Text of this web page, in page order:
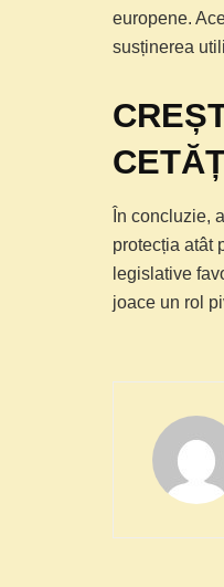
europene.
susținerea
În concluzie,
protecția atât
legislative
joace un rol